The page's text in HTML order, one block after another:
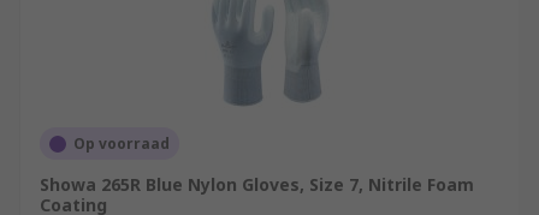
Op voorraad
Showa 265R Blue Nylon Gloves, Size 7, Nitrile Foam
Coating